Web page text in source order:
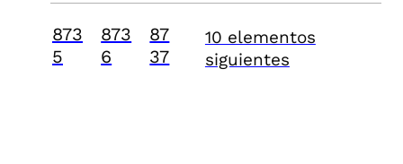
873
5
873
6
87
37
10 elementos
siguientes